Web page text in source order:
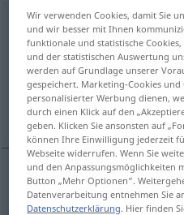
latitudine [latiˈtuːdine]f
Übersicht aller
(Für mehr Details die
Breite
Breitef latitudine
Wir verwenden Cookies, damit Sie
und wir besser mit Ihnen
funktionale und statistische
und der statistischen Auswertung
werden auf Grundlage unserer
gespeichert. Marketing-Cookies
personalisierter Werbung dienen,
durch einen Klick auf den
geben. Klicken Sie ansonsten auf
können Ihre Einwilligung jederzeit
Webseite widerrufen. Wenn Sie
und den Anpassungsmöglichkeiten
Button „Mehr Optionen“.
Datenverarbeitung entnehmen Sie
Datenschutzerklärung. Hier finden